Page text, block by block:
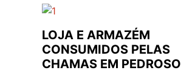
LOJA E ARMAZÉM
CONSUMIDOS PELAS
CHAMAS EM PEDROSO